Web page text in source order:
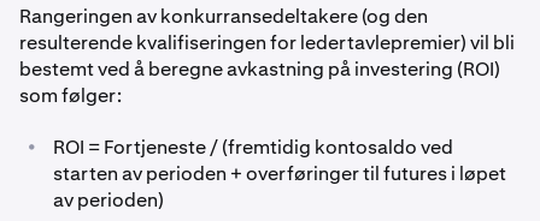
Rangeringen av konkurransedeltakere (og den
resulterende kvalifiseringen for ledertavlepremier) vil bli
bestemt ved å beregne avkastning på investering (ROI)
som følger:
•
ROI = Fortjeneste / (fremtidig kontosaldo ved
starten av perioden + overføringer til futures i løpet
av perioden)